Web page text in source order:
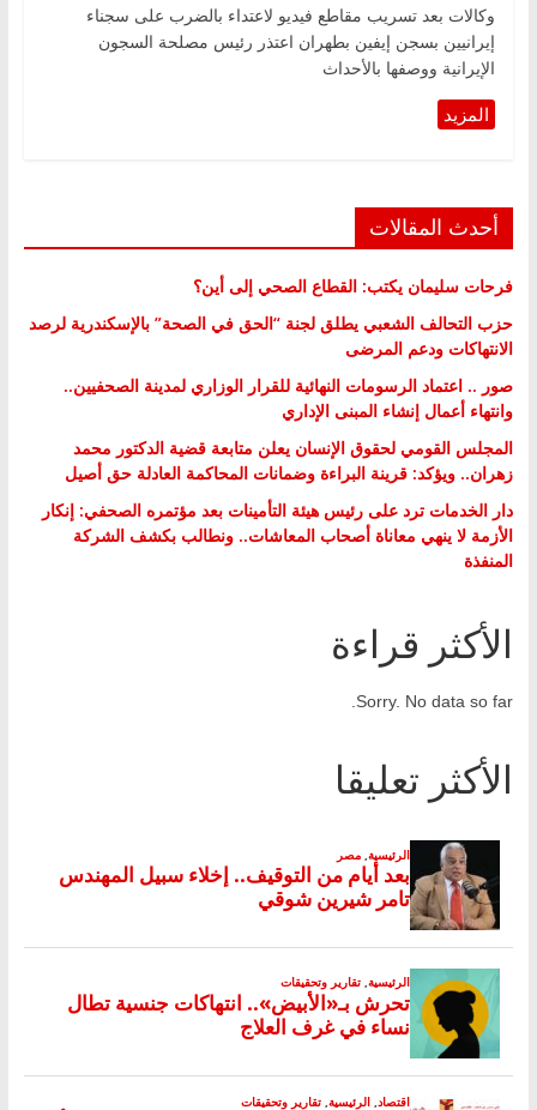
وكالات بعد تسريب مقاطع فيديو لاعتداء بالضرب على سجناء
إيرانيين بسجن إيفين بطهران اعتذر رئيس مصلحة السجون
الإيرانية ووصفها بالأحداث
أحدث المقالات
فرحات سليمان يكتب: القطاع الصحي إلى أين؟
حزب التحالف الشعبي يطلق لجنة “الحق في الصحة” بالإسكندرية لرصد
الانتهاكات ودعم المرضى
صور .. اعتماد الرسومات النهائية للقرار الوزاري لمدينة الصحفيين..
وانتهاء أعمال إنشاء المبنى الإداري
المجلس القومي لحقوق الإنسان يعلن متابعة قضية الدكتور محمد
زهران.. ويؤكد: قرينة البراءة وضمانات المحاكمة العادلة حق أصيل
دار الخدمات ترد على رئيس هيئة التأمينات بعد مؤتمره الصحفي: إنكار
الأزمة لا ينهي معاناة أصحاب المعاشات.. ونطالب بكشف الشركة
المنفذة
الأكثر قراءة
Sorry. No data so far.
الأكثر تعليقا